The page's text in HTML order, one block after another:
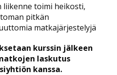
toimi heikosti,
pitkän
matkajärjestelyjä
kurssin jälkeen
laskutus
kanssa.